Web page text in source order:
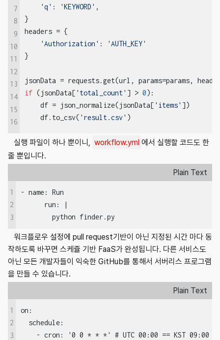
7
8
9
10
11
12
13
14
15
16
'q' : 'KEYWORD' ,
}
headers = {
'Authorization' :
'AUTH_KEY'
}
if (jsonData[ 'total_count' ] > 0):
    df = json_normalize(jsonData[
'items' ])
    df.to_csv(
'result.csv' )
실행 파일이 하나 뿐이니, workflow.yml 에서 실행할 코드도 한
줄 뿐입니다.
Plain Text
1
2
3
- name: Run
      run: |
        python finder.py
워크플로우 설정에 pull request기반이 아닌 지정된 시간 마다 동
작하도록 바꾸면 스케쥴 기반 FaaS가 완성됩니다. 다른 서비스도
아닌 모든 개발자들이 익숙한 GitHub를 통해서 서버리스 프로그램
을 만들 수 있습니다.
Plain Text
1
2
3
on:
  schedule:
    - cron: '0 0 * * *' # UTC 00:00 == KST 09:00